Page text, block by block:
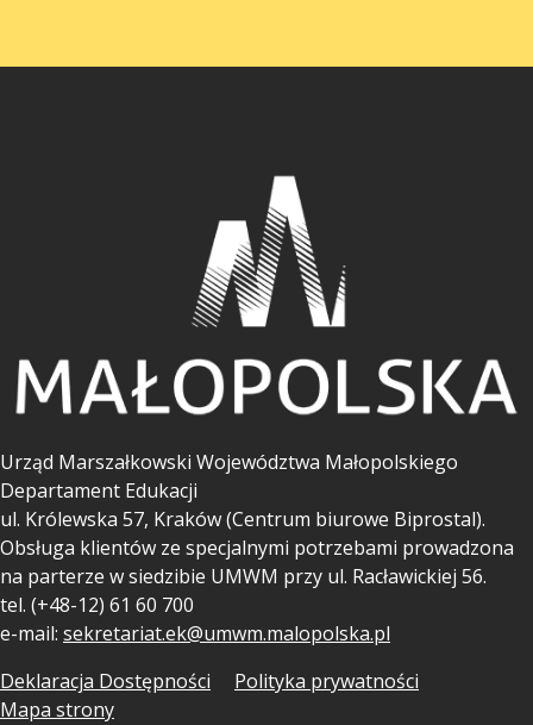
Urząd Marszałkowski Województwa Małopolskiego
Departament Edukacji
ul. Królewska 57, Kraków (Centrum biurowe Biprostal).
Obsługa klientów ze specjalnymi potrzebami prowadzona
na parterze w siedzibie UMWM przy ul. Racławickiej 56.
tel. (+48-12) 61 60 700
e-mail: sekretariat.ek@umwm.malopolska.pl
Deklaracja Dostępności
Polityka prywatności
Mapa strony